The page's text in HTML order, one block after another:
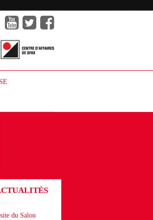
du Salon